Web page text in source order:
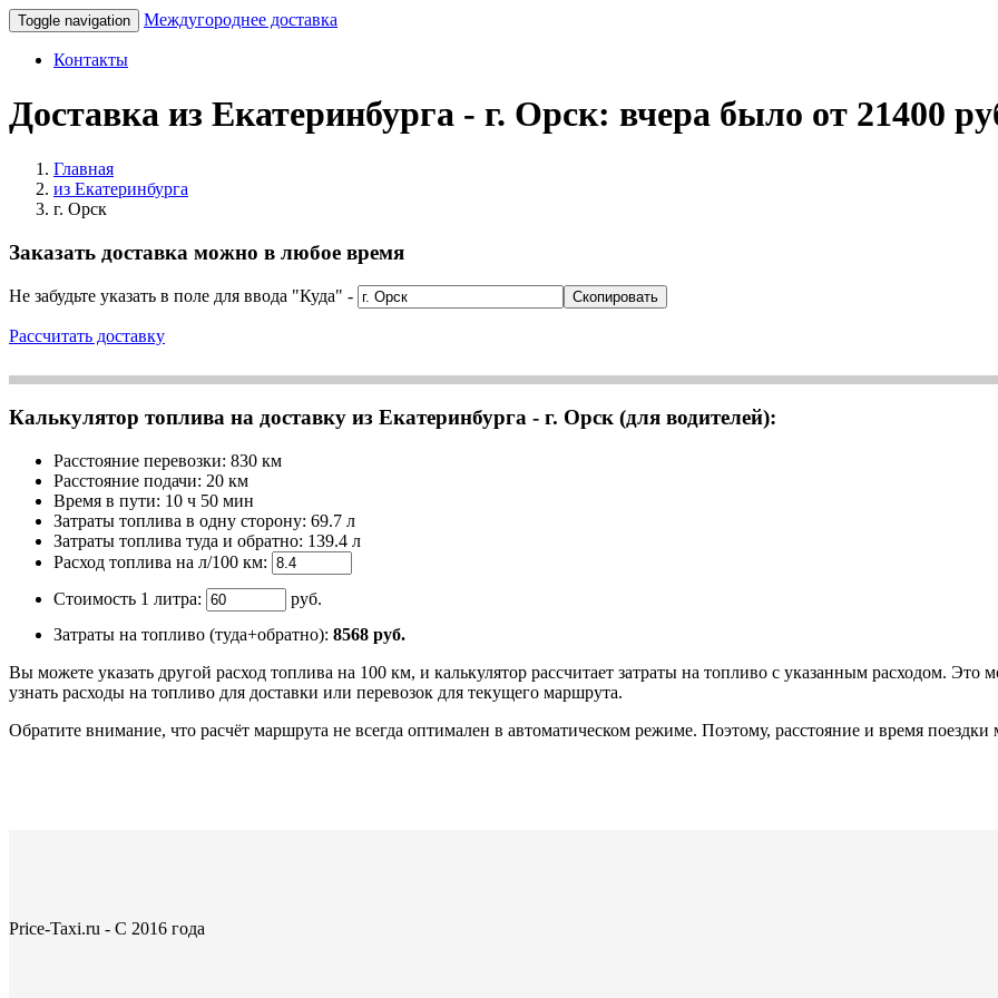
Toggle navigation Междугороднее доставка
Контакты
Доставка из Екатеринбурга - г. Орск: вчера было от 21400
Главная
из Екатеринбурга
г. Орск
Заказать доставка можно в любое время
Не забудьте указать в поле для ввода "Куда" - Скопировать
Рассчитать доставку
Калькулятор топлива на доставку из Екатеринбурга - г. Орск (для водителей):
Расстояние перевозки: 830 км
Расстояние подачи: 20 км
Время в пути: 10 ч 50 мин
Затраты топлива в одну сторону: 69.7 л
Затраты топлива туда и обратно: 139.4 л
Расход топлива на л/100 км:
Стоимость 1 литра:
руб.
Затраты на топливо (туда+обратно): 8568 руб.
Вы можете указать другой расход топлива на 100 км, и калькулятор рассчитает затраты на топливо с указанным расходом.
узнать расходы на топливо для доставки или перевозок для текущего маршрута.
Обратите внимание, что расчёт маршрута не всегда оптимален в автоматическом режиме. Поэтому, расстояние и время
Price-Taxi.ru - С 2016 года